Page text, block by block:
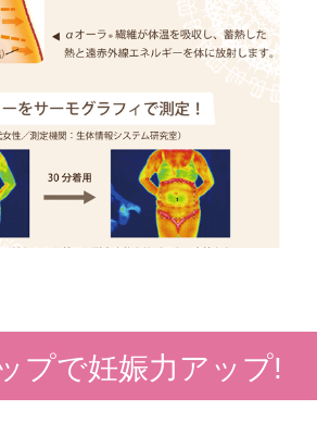
プで妊娠力アップ!